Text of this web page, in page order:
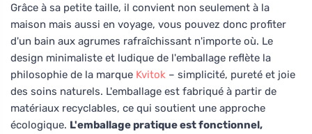
Grâce à sa petite taille, il convient non seulement à la
maison mais aussi en voyage, vous pouvez donc profiter
d'un bain aux agrumes rafraîchissant n'importe où. Le
design minimaliste et ludique de l'emballage reflète la
philosophie de la marque Kvitok – simplicité, pureté et joie
des soins naturels. L'emballage est fabriqué à partir de
matériaux recyclables, ce qui soutient une approche
écologique. L'emballage pratique est fonctionnel,